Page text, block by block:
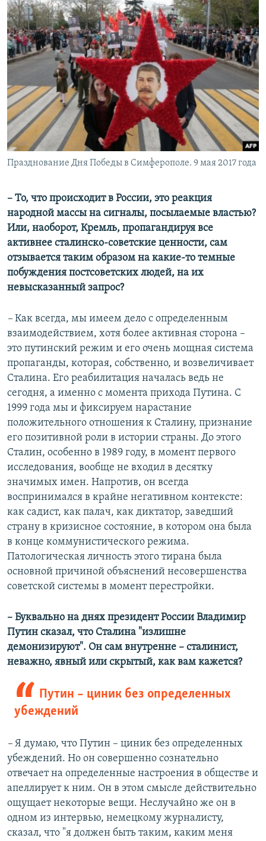
Празднование Дня Победы в Симферополе. 9 мая 2017 года
– То, что происходит в России, это реакция
народной массы на сигналы, посылаемые властью?
Или, наоборот, Кремль, пропагандируя все
активнее сталинско-советские ценности, сам
отзывается таким образом на какие-то темные
побуждения постсоветских людей, на их
невысказанный запрос?
– Как всегда, мы имеем дело с определенным
взаимодействием, хотя более активная сторона –
это путинский режим и его очень мощная система
пропаганды, которая, собственно, и возвеличивает
Сталина. Его реабилитация началась ведь не
сегодня, а именно с момента прихода Путина. С
1999 года мы и фиксируем нарастание
положительного отношения к Сталину, признание
его позитивной роли в истории страны. До этого
Сталин, особенно в 1989 году, в момент первого
исследования, вообще не входил в десятку
значимых имен. Напротив, он всегда
воспринимался в крайне негативном контексте:
как садист, как палач, как диктатор, заведший
страну в кризисное состояние, в котором она была
в конце коммунистического режима.
Патологическая личность этого тирана была
основной причиной объяснений несовершенства
советской системы в момент перестройки.
– Буквально на днях президент России Владимир
Путин сказал, что Сталина "излишне
демонизируют". Он сам внутренне – сталинист,
неважно, явный или скрытый, как вам кажется?
Путин – циник без определенных
убеждений
– Я думаю, что Путин – циник без определенных
убеждений. Но он совершенно сознательно
отвечает на определенные настроения в обществе и
апеллирует к ним. Он в этом смысле действительно
ощущает некоторые вещи. Неслучайно же он в
одном из интервью, немецкому журналисту,
сказал, что "я должен быть таким, каким меня